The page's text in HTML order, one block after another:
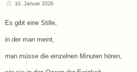
10. Januar 2026
Es gibt eine Stille,
in der man meint,
man müsse die einzelnen Minuten hören,